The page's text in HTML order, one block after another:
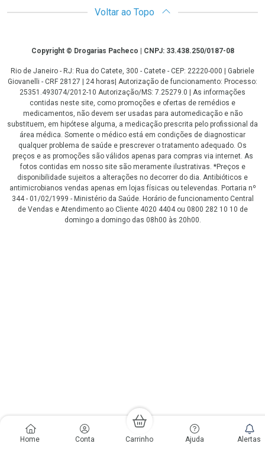
Home Conta Carrinho Ajuda Alertas
Voltar ao Topo
CopyrightCopyright © Drogarias Pacheco | CNPJ: 33.438.250/0187-08
Rio de Janeiro - RJ: Rua do Catete, 300 - Catete - CEP: 22220-000 | Gabriele
Giovanelli - CRF 28127 | 24 horas| Autorização de funcionamento: Processo:
25351.493074/2012-10 Autorização/MS: 7.25279.0 | As informações
contidas neste site, como promoções e ofertas de remédios e
medicamentos, não devem ser usadas para automedicação e não
substituem, em hipótese alguma, a medicação prescrita pelo profissional da
área médica. Somente o médico está em condições de diagnosticar
qualquer problema de saúde e prescrever o tratamento adequado. Os
preços e as promoções são válidos apenas para compras via internet. As
fotos contidas em nosso site são meramente ilustrativas. *Preços e
disponibilidade sujeitos a alterações no decorrer do dia. Antibióticos e
antimicrobianos vendas apenas em lojas físicas ou televendas. Portaria nº
344 - 01/02/1999 - Ministério da Saúde. Horário de funcionamento Central
de Vendas e Atendimento ao Cliente 4020 4404 ou 0800 282 10 10 de
domingo a domingo das 08h00 às 20h00.